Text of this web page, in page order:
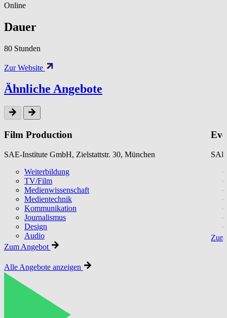
Online
Dauer
80 Stunden
Zur Website
Ähnliche Angebote
Film Production
SAE-Institute GmbH, Zielstattstr. 30, München
Weiterbildung
TV/Film
Medienwissenschaft
Medientechnik
Kommunikation
Journalismus
Design
Audio
Zum Angebot
Alle Angebote anzeigen